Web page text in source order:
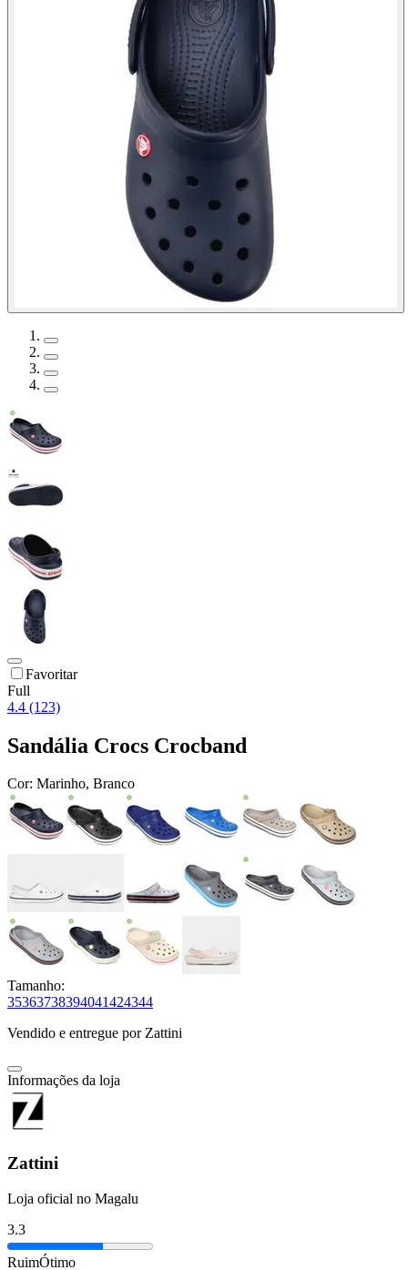
Favoritar
Full
4.4 (123)
Sandália Crocs Crocband
Cor: Marinho, Branco
Tamanho:
35363738394041424344
Vendido e entregue por Zattini
Informações da loja
Zattini
Loja oficial no Magalu
3.3
RuimÓtimo